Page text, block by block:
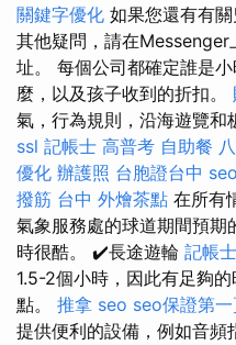
關鍵字優化 如果您還有有
其他疑問，請在
址。 每個公司都確定誰是
麼，以及孩子收到的折扣。
氣，行為規則，沿海遊覽和
ssl 記帳士 高普考 自助餐
優化 辦護照 台胞證台中
撥筋 台中 外燴茶點 在所有
氣象服務處的球道期間預期
時很酷。 ✔️長途遊輪 記帳
1.5-2個小時，因此有足夠
點。 推拿 seo seo保證第
提供便利的設備，例如音頻